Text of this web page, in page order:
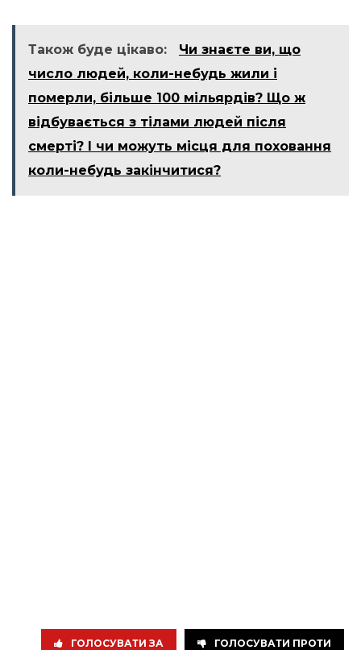
Також буде цікаво:
Чи знаєте ви, що
число людей, коли-небудь жили і
померли, більше 100 мільярдів? Що ж
відбувається з тілами людей після
смерті? І чи можуть місця для поховання
коли-небудь закінчитися?
ГОЛОСУВАТИ ЗА ГОЛОСУВАТИ ПРОТИ